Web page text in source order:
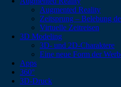
Augmented Reality
Zeitsprung – Belebung
Virtuelle Zeitreisen
3D Modeling
3D- und 2D-Charaktere
Eine neue Form der
Apps
360°
3D-Druck